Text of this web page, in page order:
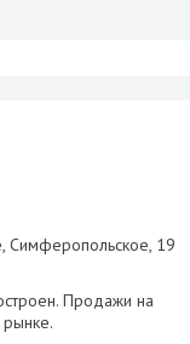
Симферопольское 19
Продажи на